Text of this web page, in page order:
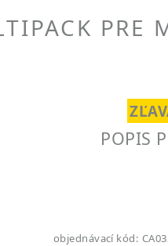
POPIS
objednávací kód: